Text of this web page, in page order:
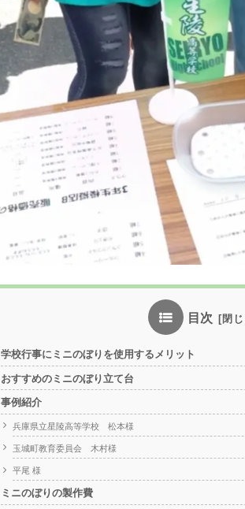
目次
学校行事にミニのぼりを使用するメリット
おすすめのミニのぼり立て台
事例紹介
兵庫県立星陵高等学校 松本様
玉城町教育委員会 木村様
平尾 様
ミニのぼりの製作費